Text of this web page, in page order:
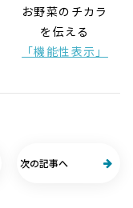
お野菜のチカラ
を伝える
「機能性表示」
次の記事へ